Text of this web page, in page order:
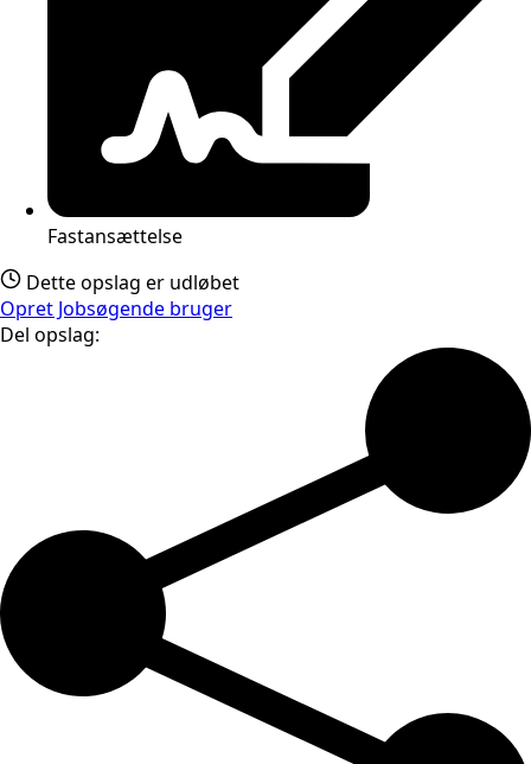
Fastansættelse
Dette opslag er udløbet
Opret Jobsøgende bruger
Del opslag: